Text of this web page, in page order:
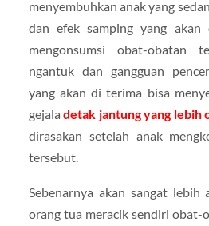
menyembuhkan anak yang
dan efek samping yang akan
mengonsumsi obat-obatan
ngantuk dan gangguan
yang akan di terima bisa
gejaladetak jantung yang lebih
dirasakan setelah anak
tersebut.
Sebenarnya akan sangat lebih
orang tua meracik sendiri obat-